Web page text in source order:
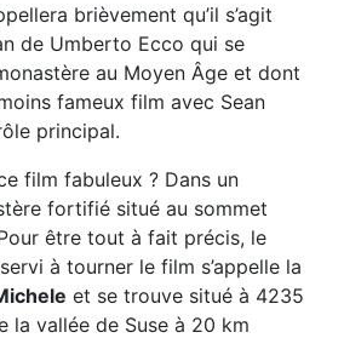
brièvement qu’il s’agit
de Umberto Ecco qui se
au Moyen Âge et dont
fameux film avec Sean
principal.
film fabuleux ? Dans un
fortifié situé au sommet
être tout à fait précis, le
à tourner le film s’appelle la
et se trouve situé à 4235
la vallée de Suse à 20 km